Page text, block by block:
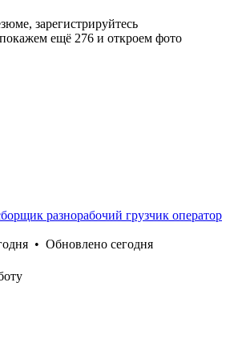
зарегистрируйтесь
ещё 276 и откроем фото
разнорабочий грузчик оператор
• Обновлено сегодня